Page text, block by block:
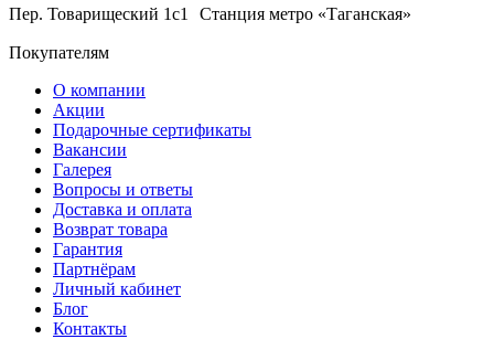
Пер. Товарищеский 1с1 Станция метро «Таганская»
Покупателям
О компании
Акции
Подарочные сертификаты
Вакансии
Галерея
Вопросы и ответы
Доставка и оплата
Возврат товара
Гарантия
Партнёрам
Личный кабинет
Блог
Контакты